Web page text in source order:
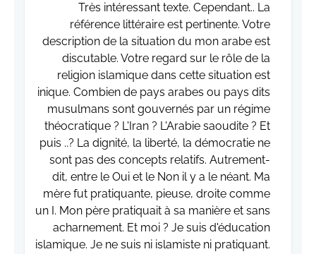
Très intéressant texte. Cependant.. La
référence littéraire est pertinente. Votre
description de la situation du mon arabe est
discutable. Votre regard sur le rôle de la
religion islamique dans cette situation est
inique. Combien de pays arabes ou pays dits
musulmans sont gouvernés par un régime
théocratique ? L'Iran ? L'Arabie saoudite ? Et
puis ..? La dignité, la liberté, la démocratie ne
sont pas des concepts relatifs. Autrement-
dit, entre le Oui et le Non il y a le néant. Ma
mère fut pratiquante, pieuse, droite comme
un I. Mon père pratiquait à sa manière et sans
acharnement. Et moi ? Je suis d'éducation
islamique. Je ne suis ni islamiste ni pratiquant.